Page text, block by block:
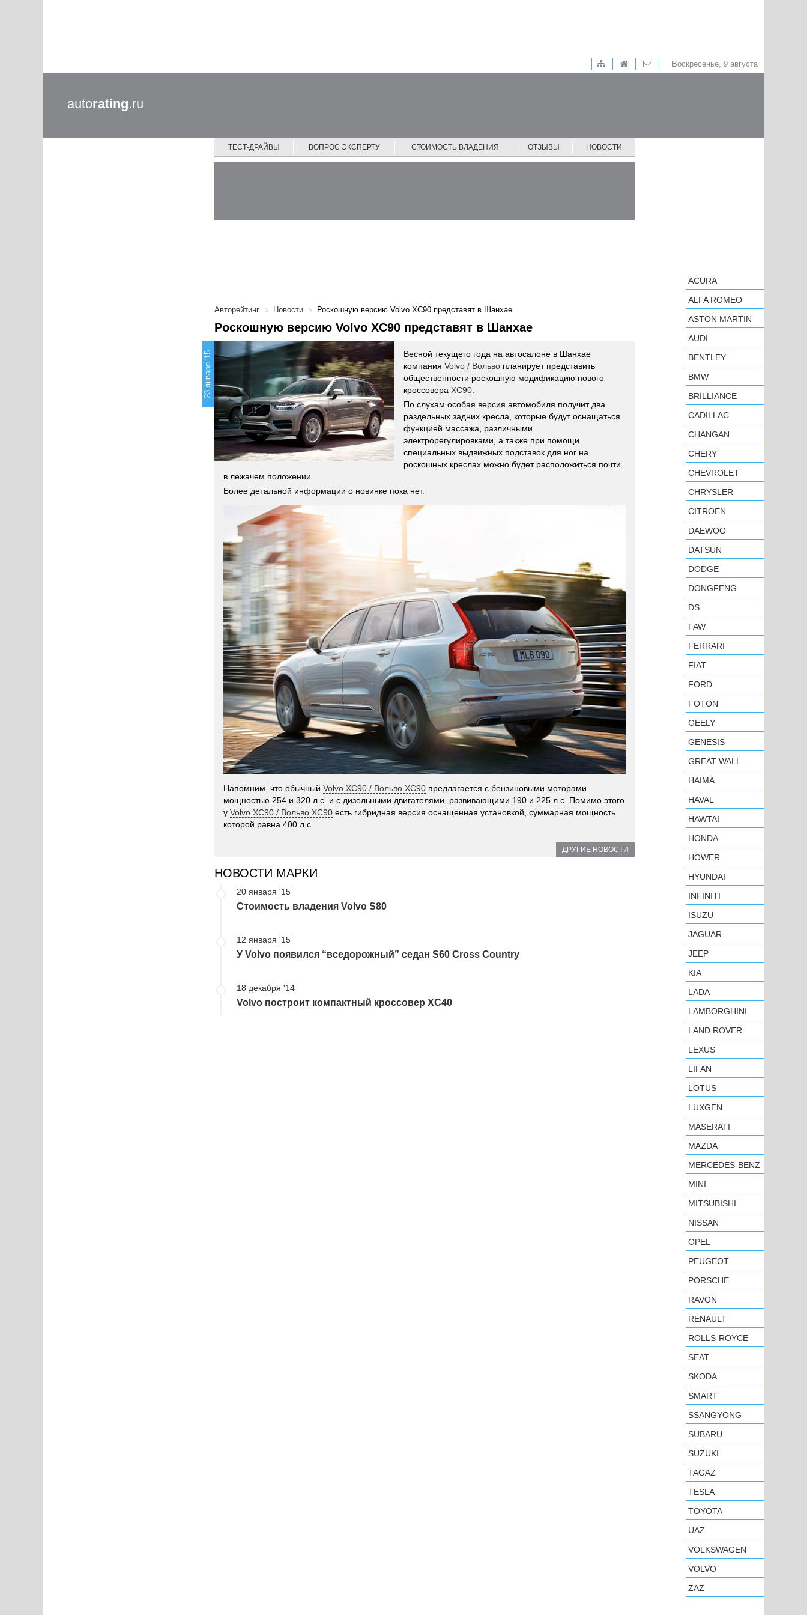
Воскресенье, 9 августа
autorating.ru
ТЕСТ-ДРАЙВЫ ВОПРОС ЭКСПЕРТУ СТОИМОСТЬ ВЛАДЕНИЯ ОТЗЫВЫ НОВОСТИ
Авторейтинг Новости Роскошную версию Volvo XC90 представят в Шанхае
Роскошную версию Volvo XC90 представят в Шанхае
23 января '15
Весной текущего года на автосалоне в Шанхае
компания Volvo / Вольво планирует представить
общественности роскошную модификацию нового
кроссовера XC90
По слухам особая версия автомобиля получит два
раздельных задних кресла, которые будут оснащаться
функцией массажа, различными
электрорегулировками, а также при помощи
специальных выдвижных подставок для ног на
роскошных креслах можно будет расположиться почти
в лежачем положении.
Более детальной информации о новинке пока нет.
Напомним, что обычный Volvo XC90 / Вольво XC90 предлагается с бензиновыми моторами
мощностью 254 и 320 л.с. и с дизельными двигателями, развивающими 190 и 225 л.с. Помимо этого
у Volvo XC90 / Вольво XC90 есть гибридная версия оснащенная установкой, суммарная мощность
которой равна 400 л.с.
ДРУГИЕ НОВОСТИ
НОВОСТИ МАРКИ
20 января '15
Стоимость владения Volvo S80
12 января '15
У Volvo появился “вседорожный” седан S60 Cross Country
18 декабря '14
Volvo построит компактный кроссовер XC40
ACURA
ALFA ROMEO
ASTON MARTIN
AUDI
BENTLEY
BMW
BRILLIANCE
CADILLAC
CHANGAN
CHERY
CHEVROLET
CHRYSLER
CITROEN
DAEWOO
DATSUN
DODGE
DONGFENG
DS
FAW
FERRARI
FIAT
FORD
FOTON
GEELY
GENESIS
GREAT WALL
HAIMA
HAVAL
HAWTAI
HONDA
HOWER
HYUNDAI
INFINITI
ISUZU
JAGUAR
JEEP
KIA
LADA
LAMBORGHINI
LAND ROVER
LEXUS
LIFAN
LOTUS
LUXGEN
MASERATI
MAZDA
MERCEDES-BENZ
MINI
MITSUBISHI
NISSAN
OPEL
PEUGEOT
PORSCHE
RAVON
RENAULT
ROLLS-ROYCE
SEAT
SKODA
SMART
SSANGYONG
SUBARU
SUZUKI
TAGAZ
TESLA
TOYOTA
UAZ
VOLKSWAGEN
VOLVO
ZAZ